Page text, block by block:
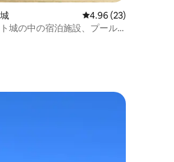
つ星の平均評価 レビュー23件、5つ星
4.96 (23)
城の中の宿泊施設、プール